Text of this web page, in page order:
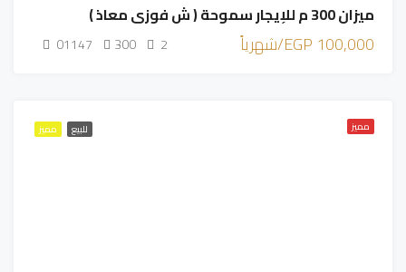
ميزان 300 م للإيجار سموحة ( ش فوزي معاذ )
100,000 EGP/شهرياً 2
300
01147
مميز للبيع مميز